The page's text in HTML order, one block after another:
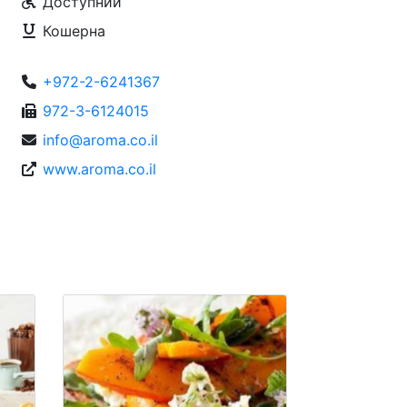
Кошерна
+972-2-6241367
972-3-6124015
info@aroma.co.il
www.aroma.co.il